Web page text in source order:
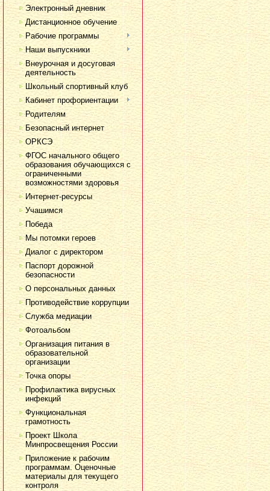
Электронный дневник
Дистанционное обучение
Рабочие программы
Наши выпускники
Внеурочная и досуговая
деятельность
Школьный спортивный клуб
Кабинет профориентации
Родителям
Безопасный интернет
ОРКСЭ
ФГОС начального общего
образования обучающихся с
ограниченными
возможностями здоровья
Интернет-ресурсы
Учашимся
Победа
Мы потомки героев
Диалог с директором
Паспорт дорожной
безопасности
О персональных данных
Противодействие коррупции
Служба медиации
Фотоальбом
Организация питания в
образовательной
организации
Точка опоры
Профилактика вирусных
инфекций
Функциональная
грамотность
Проект Школа
Минпросвещения России
Приложение к рабочим
программам. Оценочные
материалы для текущего
контроля